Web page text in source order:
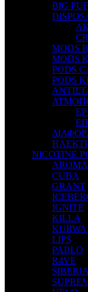
S-
BIG
MODS
MODS
PODS
PODS
NICOTINE
CUBA
GRANT
IGNITE
KILLA
KURWA
LIPS
PABLO
R4VE
SIBERIA